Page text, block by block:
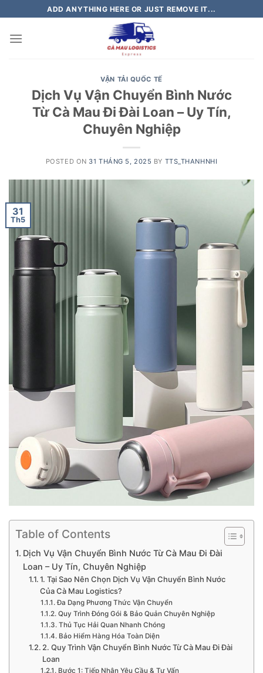
to
content
ADD ANYTHING HERE OR JUST REMOVE IT...
VẬN TẢI QUỐC TẾ
Dịch Vụ Vận Chuyển Bình Nước
Từ Cà Mau Đi Đài Loan – Uy Tín,
Chuyên Nghiệp
POSTED ON 31 THÁNG 5, 2025 BY TTS_THANHNHI
31
Th5
Table of Contents
Dịch Vụ Vận Chuyển Bình Nước Từ Cà Mau Đi Đài
Loan – Uy Tín, Chuyên Nghiệp
1. Tại Sao Nên Chọn Dịch Vụ Vận Chuyển Bình Nước
Của Cà Mau Logistics?
Đa Dạng Phương Thức Vận Chuyển
Quy Trình Đóng Gói & Bảo Quản Chuyên Nghiệp
Thủ Tục Hải Quan Nhanh Chóng
Bảo Hiểm Hàng Hóa Toàn Diện
2. Quy Trình Vận Chuyển Bình Nước Từ Cà Mau Đi Đài
Loan
Bước 1: Tiếp Nhận Yêu Cầu & Tư Vấn